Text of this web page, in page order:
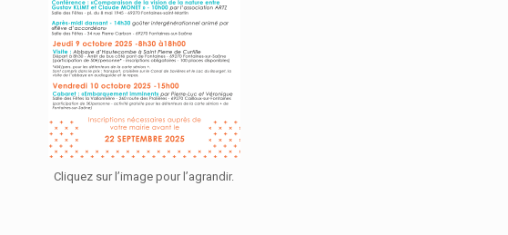
Cliquez sur l’image pour l’agrandir.